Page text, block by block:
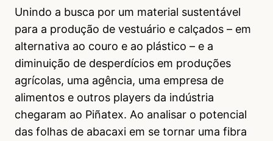
Unindo a busca por um material sustentável
para a produção de vestuário e calçados – em
alternativa ao couro e ao plástico – e a
diminuição de desperdícios em produções
agrícolas, uma agência, uma empresa de
alimentos e outros players da indústria
chegaram ao Piñatex. Ao analisar o potencial
das folhas de abacaxi em se tornar uma fibra